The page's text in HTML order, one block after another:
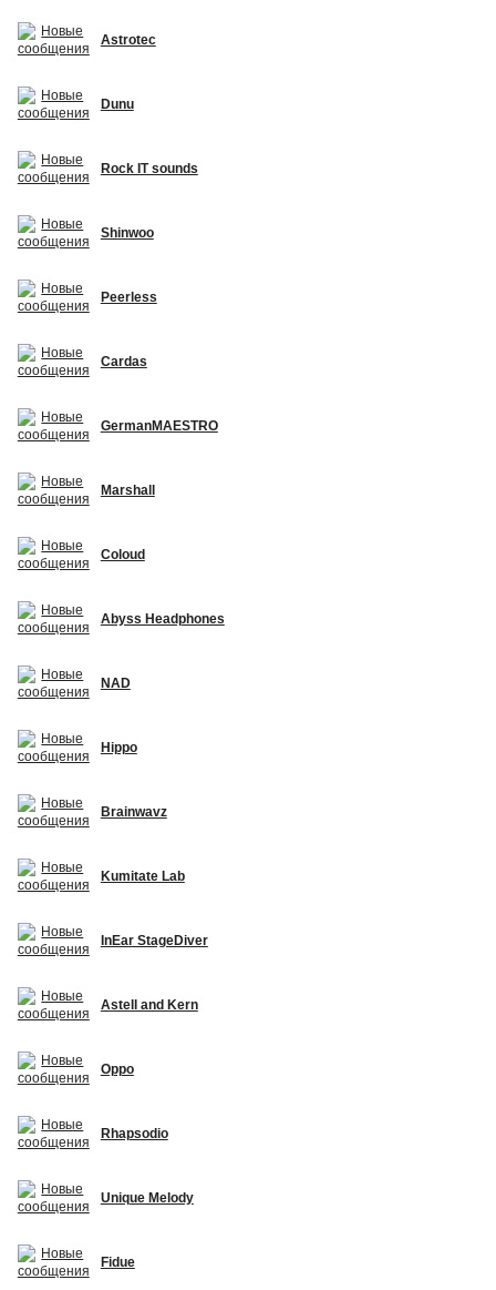
Astrotec
Dunu
Rock IT sounds
Shinwoo
Peerless
Cardas
GermanMAESTRO
Marshall
Coloud
Abyss Headphones
NAD
Hippo
Brainwavz
Kumitate Lab
InEar StageDiver
Astell and Kern
Oppo
Rhapsodio
Unique Melody
Fidue